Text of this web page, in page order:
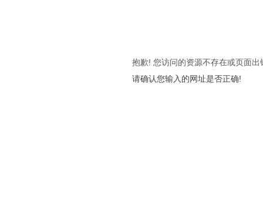
抱歉! 您访问的资源不存在或页面出
请确认您输入的网址是否正确!